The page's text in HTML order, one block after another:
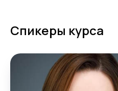
Спикеры курса